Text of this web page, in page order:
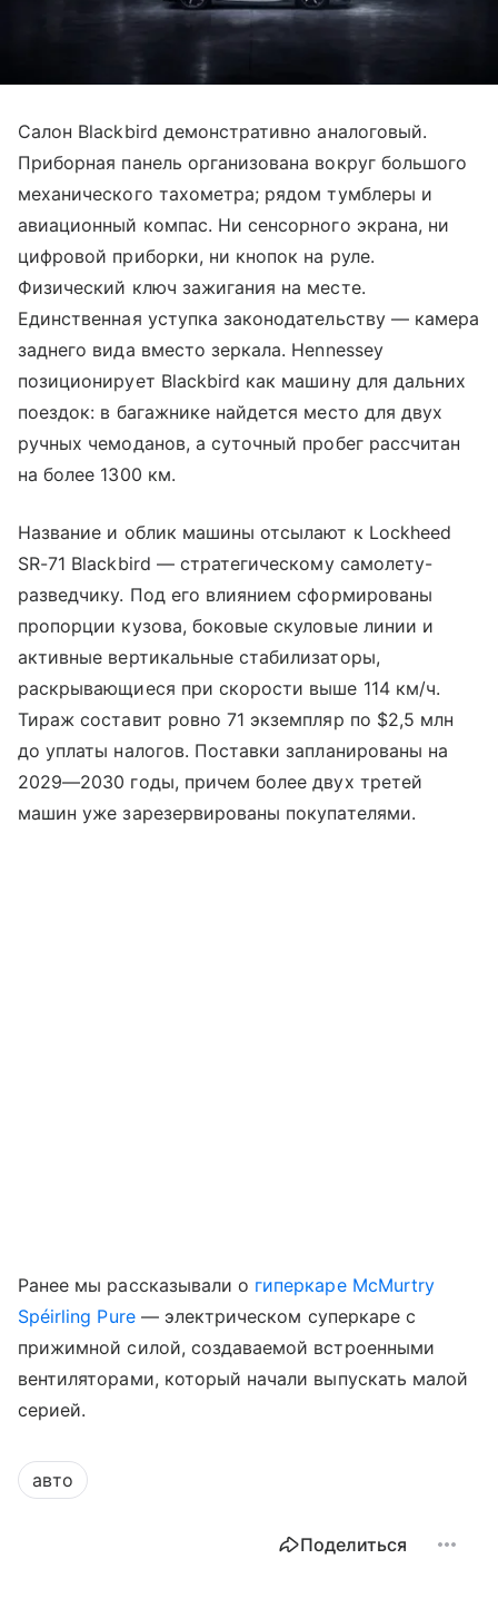
Салон Blackbird демонстративно аналоговый.
Приборная панель организована вокруг большого
механического тахометра; рядом тумблеры и
авиационный компас. Ни сенсорного экрана, ни
цифровой приборки, ни кнопок на руле.
Физический ключ зажигания на месте.
Единственная уступка законодательству — камера
заднего вида вместо зеркала. Hennessey
позиционирует Blackbird как машину для дальних
поездок: в багажнике найдется место для двух
ручных чемоданов, а суточный пробег рассчитан
на более 1300 км.
Название и облик машины отсылают к Lockheed
SR-71 Blackbird — стратегическому самолету-
разведчику. Под его влиянием сформированы
пропорции кузова, боковые скуловые линии и
активные вертикальные стабилизаторы,
раскрывающиеся при скорости выше 114 км/ч.
Тираж составит ровно 71 экземпляр по $2,5 млн
до уплаты налогов. Поставки запланированы на
2029—2030 годы, причем более двух третей
машин уже зарезервированы покупателями.
Ранее мы рассказывали о гиперкаре McMurtry
Spéirling Pure— электрическом суперкаре с
прижимной силой, создаваемой встроенными
вентиляторами, который начали выпускать малой
серией.
авто
Поделиться